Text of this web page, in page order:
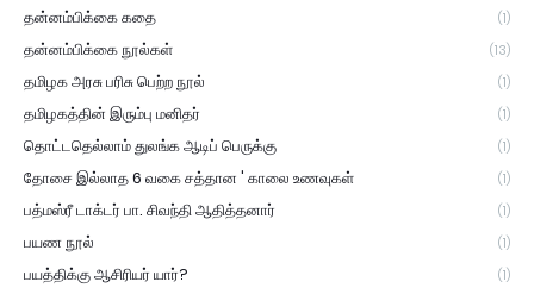
தன்னம்பிக்கை கதை (1)
தன்னம்பிக்கை நூல்கள் (13)
தமிழக அரசு பரிசு பெற்ற நூல் (1)
தமிழகத்தின் இரும்பு மனிதர் (1)
தொட்டதெல்லாம் துலங்க ஆடிப் பெருக்கு (1)
தோசை இல்லாத 6 வகை சத்தான ' காலை உணவுகள் (1)
பத்மஸ்ரீ டாக்டர் பா. சிவந்தி ஆதித்தனார் (1)
பயண நூல் (1)
பயத்திக்கு ஆசிரியர் யார்? (1)